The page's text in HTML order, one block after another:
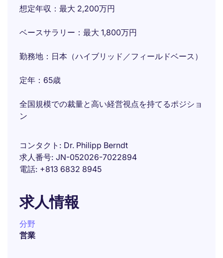
想定年収：最大 2,200万円
ベースサラリー：最大 1,800万円
勤務地：日本（ハイブリッド／フィールドベース）
定年：65歳
全国規模での裁量と高い経営視点を持てるポジショ
ン
コンタクト
Dr. Philipp Berndt
求人番号 JN-052026-7022894
電話 +813 6832 8945
求人情報
分野
営業